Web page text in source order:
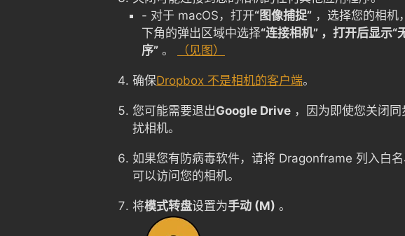
- 对于 macOS，打开“图像捕捉” ，选择您的相机
下角的弹出区域中选择“连接相机” ，打开后显示“
序” 。 （见图）
确保Dropbox 不是相机的客户端。
您可能需要退出Google Drive ，因为即使您关闭
扰相机。
如果您有防病毒软件，请将 Dragonframe 列入白
可以访问您的相机。
将模式转盘设置为手动 (M) 。